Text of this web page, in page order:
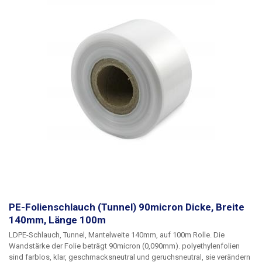
PE-Folienschlauch (Tunnel) 90micron Dicke, Breite
140mm, Länge 100m
LDPE-Schlauch, Tunnel, Mantelweite 140mm, auf 100m Rolle. Die
Wandstärke der Folie beträgt 90micron (0,090mm). polyethylenfolien
sind farblos, klar, geschmacksneutral und geruchsneutral, sie verändern